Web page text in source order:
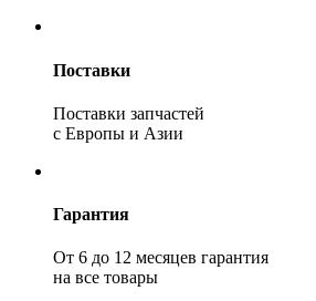
Поставки
Поставки запчастей
с Европы и Азии
Гарантия
От 6 до 12 месяцев гарантия
на все товары